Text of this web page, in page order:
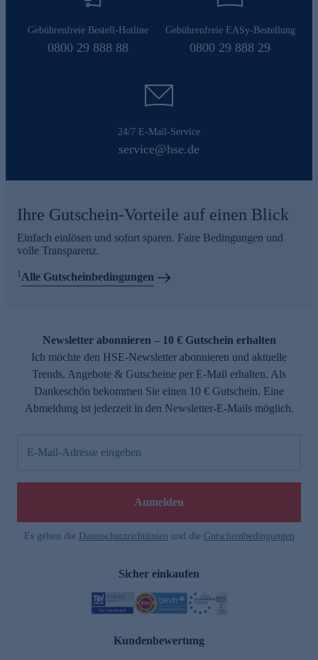
Gebührenfreie Bestell-Hotline
0800 29 888 88
Gebührenfreie EASy-Bestellung
0800 29 888 29
24/7 E-Mail-Service
service@hse.de
Ihre Gutschein-Vorteile auf einen Blick
Einfach einlösen und sofort sparen. Faire Bedingungen und
volle Transparenz.
1Alle Gutscheinbedingungen
Newsletter abonnieren – 10 € Gutschein erhalten
Ich möchte den HSE-Newsletter abonnieren und aktuelle
Trends, Angebote & Gutscheine per E-Mail erhalten. Als
Dankeschön bekommen Sie einen 10 € Gutschein. Eine
Abmeldung ist jederzeit in den Newsletter-E-Mails möglich.
E-Mail-Adresse eingeben
Anmelden
Es gelten die Datenschutzrichtlinien und die Gutscheinbedingungen
Sicher einkaufen
Kundenbewertung